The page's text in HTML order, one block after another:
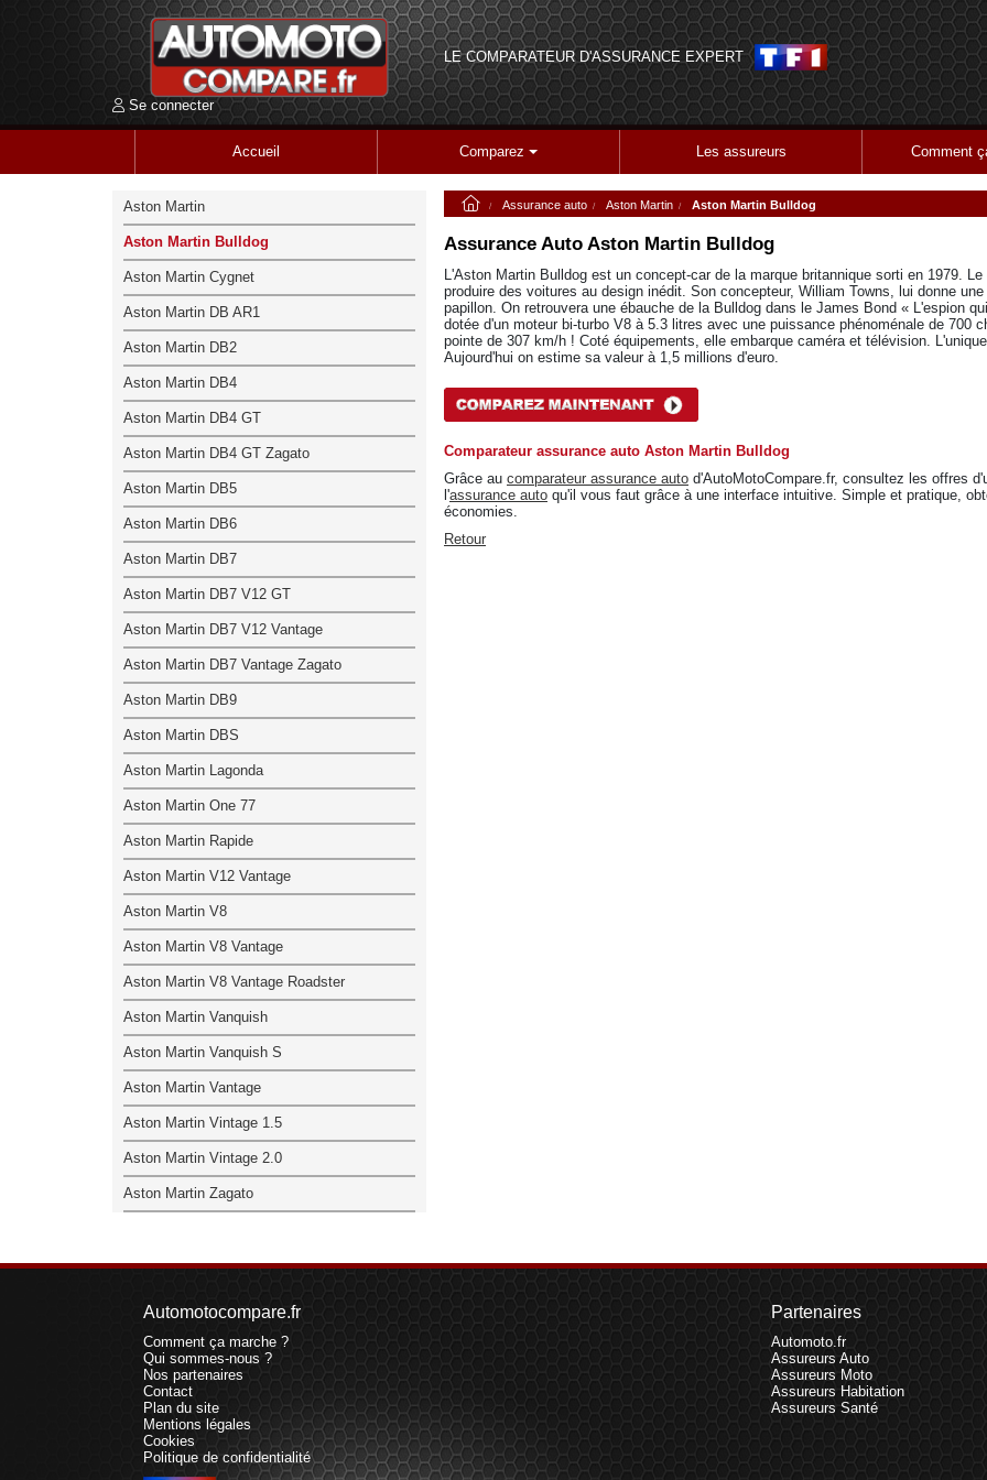
LE COMPARATEUR D'ASSURANCE EXPERT
Se connecter
Accueil Comparez Les assureurs Comment
Assurance auto Aston Martin Aston Martin Bulldog
Assurance Auto Aston Martin Bulldog
L'Aston Martin Bulldog est un concept-car de la marque britannique sorti en 1979.
produire des voitures au design inédit. Son concepteur, William Towns, lui donne
papillon. On retrouvera une ébauche de la Bulldog dans le James Bond « L'espion
dotée d'un moteur bi-turbo V8 à 5.3 litres avec une puissance phénoménale de 700
pointe de 307 km/h ! Coté équipements, elle embarque caméra et télévision.
Aujourd'hui on estime sa valeur à 1,5 millions d'euro.
Comparateur assurance auto Aston Martin Bulldog
Grâce au comparateur assurance auto d'AutoMotoCompare.fr, consultez les offres
l'assurance auto qu'il vous faut grâce à une interface intuitive. Simple et pratique,
économies.
Retour
Aston Martin
Aston Martin Bulldog
Aston Martin Cygnet
Aston Martin DB AR1
Aston Martin DB2
Aston Martin DB4
Aston Martin DB4 GT
Aston Martin DB4 GT Zagato
Aston Martin DB5
Aston Martin DB6
Aston Martin DB7
Aston Martin DB7 V12 GT
Aston Martin DB7 V12 Vantage
Aston Martin DB7 Vantage Zagato
Aston Martin DB9
Aston Martin DBS
Aston Martin Lagonda
Aston Martin One 77
Aston Martin Rapide
Aston Martin V12 Vantage
Aston Martin V8
Aston Martin V8 Vantage
Aston Martin V8 Vantage Roadster
Aston Martin Vanquish
Aston Martin Vanquish S
Aston Martin Vantage
Aston Martin Vintage 1.5
Aston Martin Vintage 2.0
Aston Martin Zagato
Automotocompare.fr
Comment ça marche ?
Qui sommes-nous ?
Nos partenaires
Contact
Plan du site
Mentions légales
Cookies
Politique de confidentialité
Partenaires
Automoto.fr
Assureurs Auto
Assureurs Moto
Assureurs Habitation
Assureurs Santé